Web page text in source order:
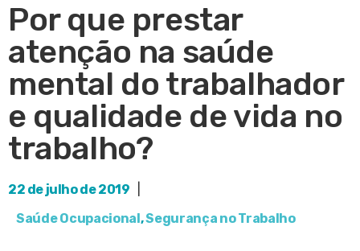
Por que prestar
atenção na saúde
mental do trabalhador
e qualidade de vida no
trabalho?
22 de julho de 2019
Saúde Ocupacional ,Segurança no Trabalho